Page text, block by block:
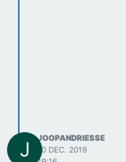
J
JOOPANDRIESSE
10 DEC. 2019